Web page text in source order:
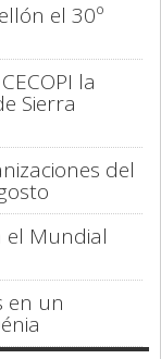
el 30º
la
Sierra
del
el Mundial
en un